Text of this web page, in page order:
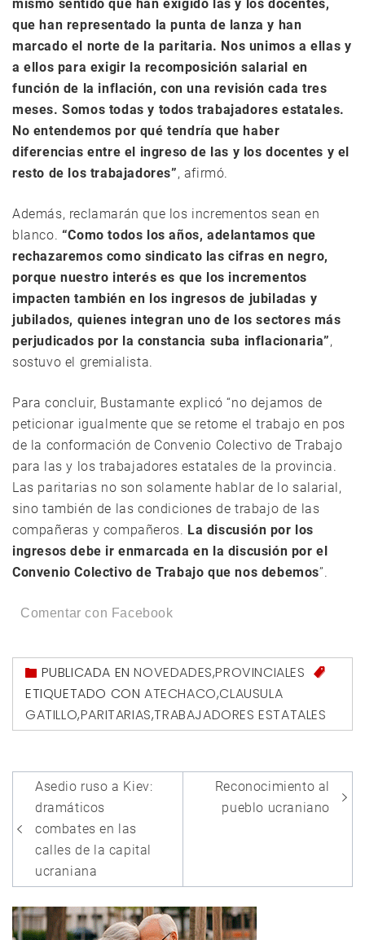
mismo sentido que han exigido las y los docentes,
que han representado la punta de lanza y han
marcado el norte de la paritaria. Nos unimos a ellas y
a ellos para exigir la recomposición salarial en
función de la inflación, con una revisión cada tres
meses. Somos todas y todos trabajadores estatales.
No entendemos por qué tendría que haber
diferencias entre el ingreso de las y los docentes y el
resto de los trabajadores”, afirmó.
Además, reclamarán que los incrementos sean en
blanco. “Como todos los años, adelantamos que
rechazaremos como sindicato las cifras en negro,
porque nuestro interés es que los incrementos
impacten también en los ingresos de jubiladas y
jubilados, quienes integran uno de los sectores más
perjudicados por la constancia suba inflacionaria”,
sostuvo el gremialista.
Para concluir, Bustamante explicó “no dejamos de
peticionar igualmente que se retome el trabajo en pos
de la conformación de Convenio Colectivo de Trabajo
para las y los trabajadores estatales de la provincia.
Las paritarias no son solamente hablar de lo salarial,
sino también de las condiciones de trabajo de las
compañeras y compañeros. La discusión por los
ingresos debe ir enmarcada en la discusión por el
Convenio Colectivo de Trabajo que nos debemos”.
Comentar con Facebook
PUBLICADA ENNOVEDADES,PROVINCIALES
ETIQUETADO CON ATECHACO,CLAUSULA
GATILLO,PARITARIAS,TRABAJADORES ESTATALES
Navegación
de
entradas
Asedio ruso a Kiev:
dramáticos
combates en las
calles de la capital
ucraniana
Reconocimiento al
pueblo ucraniano